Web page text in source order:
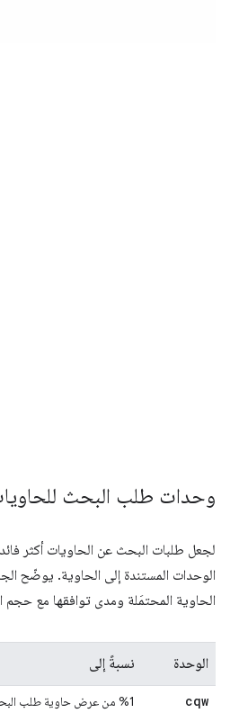
وحدات طلب البحث
لجعل طلبات البحث عن الحاويات أكثر
الوحدات المستندة إلى الحاوية. يوضّح
الحاوية المحتمَلة ومدى توافقها مع حجم
الوحدة نسبةً إلى
cqw %1 من عرض حاوية طلب البحث